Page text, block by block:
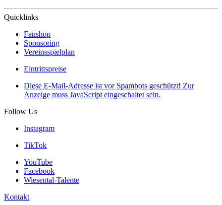
Quicklinks
Fanshop
Sponsoring
Vereinsspielplan
Eintrittspreise
Diese E-Mail-Adresse ist vor Spambots geschützt! Zur
Anzeige muss JavaScript eingeschaltet sein.
Follow Us
Instagram
TikTok
YouTube
Facebook
Wiesental-Talente
Kontakt